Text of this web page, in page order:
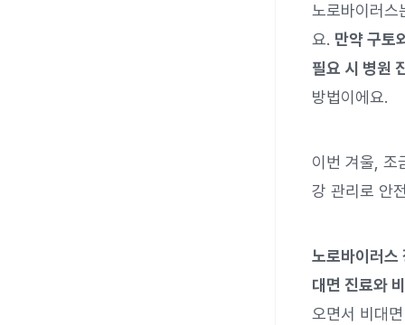
노로바이러스
요. 만약 구토
필요 시 병원
방법이에요.
이번 겨울, 조
강 관리로 안
노로바이러스
대면 진료와
오면서 비대